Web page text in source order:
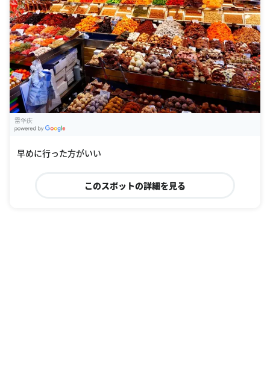
雷华庆
早めに行った方がいい
このスポットの詳細を見る